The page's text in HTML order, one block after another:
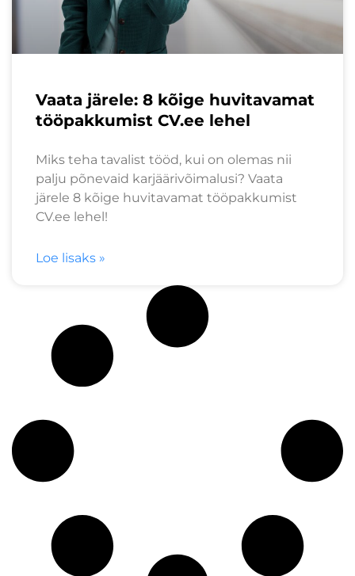
Vaata järele: 8 kõige huvitavamat
tööpakkumist CV.ee lehel
Miks teha tavalist tööd, kui on olemas nii
palju põnevaid karjäärivõimalusi? Vaata
järele 8 kõige huvitavamat tööpakkumist
CV.ee lehel!
Loe lisaks »